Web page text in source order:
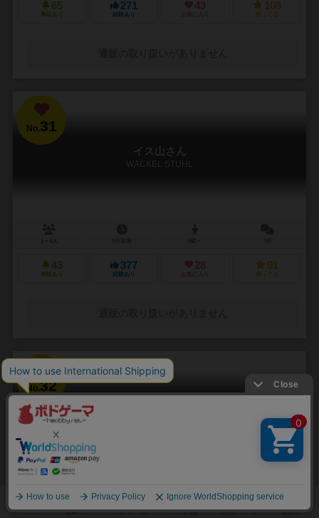
65
興味あり
271
経験あり
43
お気に入り
108
持ってる
No.31
イス山さん
WACKEL STUHL
43
興味あり
377
経験あり
28
お気に入り
91
持ってる
No.32
2～4人 15～30分 10歳～ 3件